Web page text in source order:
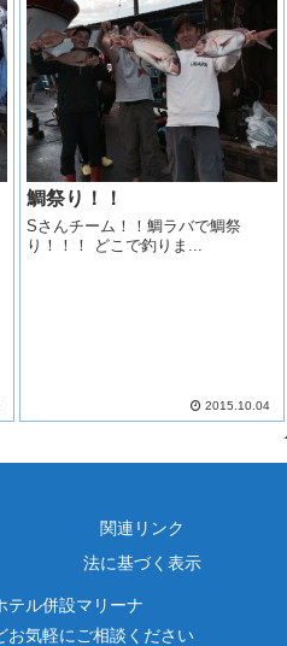
鯛祭り！！
Sさんチーム！！鯛ラバで鯛祭
り！！！ どこで釣りま...
2015.10.04
関連リンク
法に基づく表示
テル併設マリーナ
お気軽にご相談ください